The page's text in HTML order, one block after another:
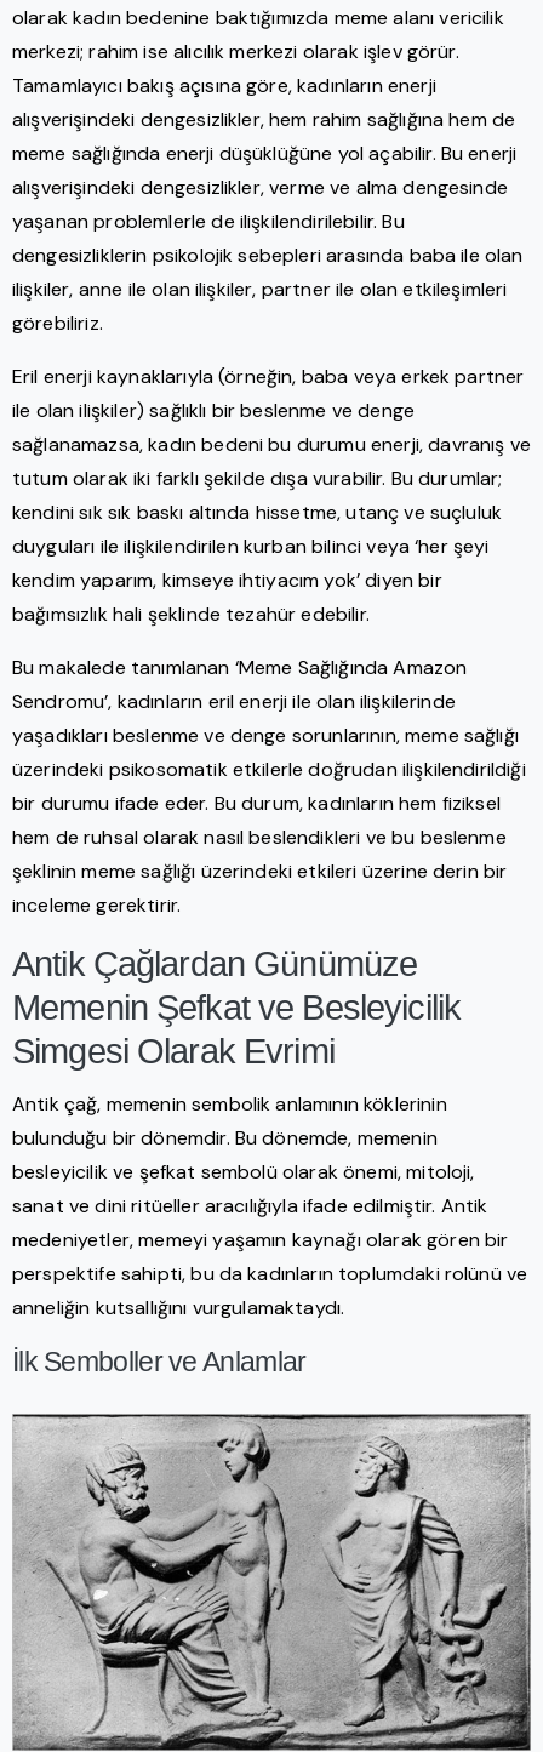
olarak kadın bedenine baktığımızda meme alanı vericilik
merkezi; rahim ise alıcılık merkezi olarak işlev görür.
Tamamlayıcı bakış açısına göre, kadınların enerji
alışverişindeki dengesizlikler, hem rahim sağlığına hem de
meme sağlığında enerji düşüklüğüne yol açabilir. Bu enerji
alışverişindeki dengesizlikler, verme ve alma dengesinde
yaşanan problemlerle de ilişkilendirilebilir. Bu
dengesizliklerin psikolojik sebepleri arasında baba ile olan
ilişkiler, anne ile olan ilişkiler, partner ile olan etkileşimleri
görebiliriz.
Eril enerji kaynaklarıyla (örneğin, baba veya erkek partner
ile olan ilişkiler) sağlıklı bir beslenme ve denge
sağlanamazsa, kadın bedeni bu durumu enerji, davranış ve
tutum olarak iki farklı şekilde dışa vurabilir. Bu durumlar;
kendini sık sık baskı altında hissetme, utanç ve suçluluk
duyguları ile ilişkilendirilen kurban bilinci veya ‘her şeyi
kendim yaparım, kimseye ihtiyacım yok’ diyen bir
bağımsızlık hali şeklinde tezahür edebilir.
Bu makalede tanımlanan ‘Meme Sağlığında Amazon
Sendromu’, kadınların eril enerji ile olan ilişkilerinde
yaşadıkları beslenme ve denge sorunlarının, meme sağlığı
üzerindeki psikosomatik etkilerle doğrudan ilişkilendirildiği
bir durumu ifade eder. Bu durum, kadınların hem fiziksel
hem de ruhsal olarak nasıl beslendikleri ve bu beslenme
şeklinin meme sağlığı üzerindeki etkileri üzerine derin bir
inceleme gerektirir.
Antik Çağlardan Günümüze
Memenin Şefkat ve Besleyicilik
Simgesi Olarak Evrimi
Antik çağ, memenin sembolik anlamının köklerinin
bulunduğu bir dönemdir. Bu dönemde, memenin
besleyicilik ve şefkat sembolü olarak önemi, mitoloji,
sanat ve dini ritüeller aracılığıyla ifade edilmiştir. Antik
medeniyetler, memeyi yaşamın kaynağı olarak gören bir
perspektife sahipti, bu da kadınların toplumdaki rolünü ve
anneliğin kutsallığını vurgulamaktaydı.
İlk Semboller ve Anlamlar